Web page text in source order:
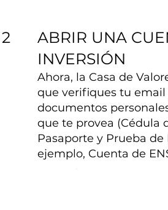
2
ABRIR UNA
INVERSIÓN
Ahora, la Casa de
que verifiques tu email
documentos
que te provea (Cédula
Pasaporte y Prueba
ejemplo, Cuenta de